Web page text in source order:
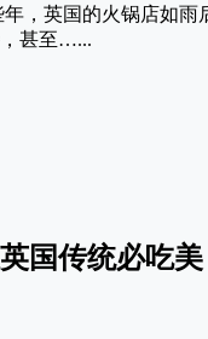
，英国的火锅店如雨
甚至…...
国传统必吃美